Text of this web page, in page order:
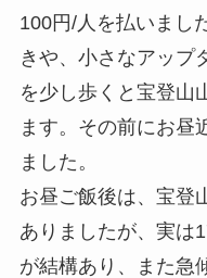
100円/人を払いまし
きや、小さなアップ
を少し歩くと宝登山
ます。その前にお昼
ました。
お昼ご飯後は、宝登
ありましたが、実は
が結構あり、また急